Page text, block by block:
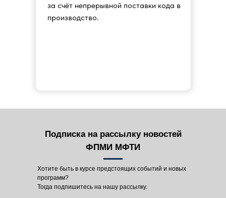
за счёт непрерывной поставки кода в
производство.
Подписка на рассылку новостей
ФПМИ МФТИ
Хотите быть в курсе предстоящих событий и новых
программ?
Тогда подпишитесь на нашу рассылку.